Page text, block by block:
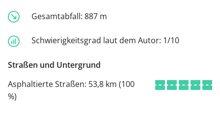
Gesamtabfall: 887 m
Schwierigkeitsgrad laut dem Autor: 1/10
Straßen und Untergrund
Asphaltierte Straßen: 53,8 km (100
%)